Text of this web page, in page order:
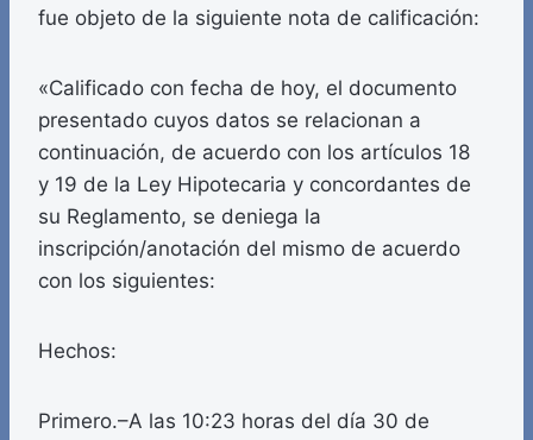
fue objeto de la siguiente nota de calificación:
«Calificado con fecha de hoy, el documento
presentado cuyos datos se relacionan a
continuación, de acuerdo con los artículos 18
y 19 de la Ley Hipotecaria y concordantes de
su Reglamento, se deniega la
inscripción/anotación del mismo de acuerdo
con los siguientes:
Hechos:
Primero.–A las 10:23 horas del día 30 de